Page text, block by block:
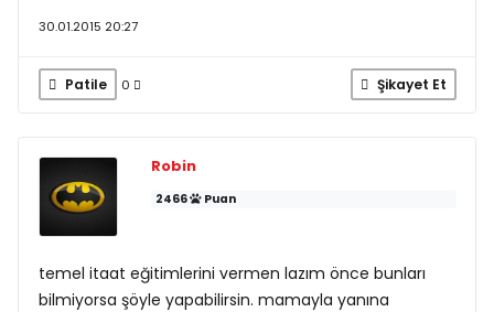
30.01.2015 20:27
Patile 0 Şikayet Et
Robin
2466 Puan
temel itaat eğitimlerini vermen lazım önce bunları
bilmiyorsa şöyle yapabilirsin. mamayla yanına